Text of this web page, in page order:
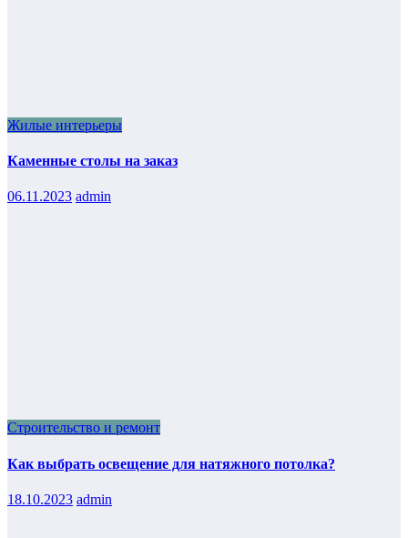
Жилые интерьеры
Каменные столы на заказ
06.11.2023 admin
Строительство и ремонт
Как выбрать освещение для натяжного потолка?
18.10.2023 admin